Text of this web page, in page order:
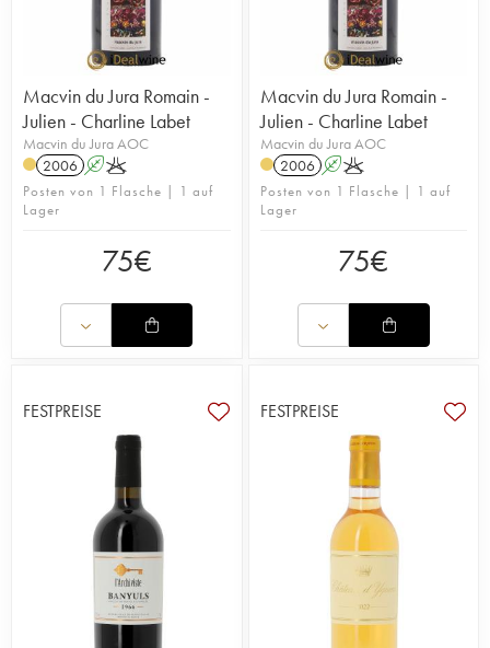
Macvin du Jura Romain -
Julien - Charline Labet
Macvin du Jura AOC
2006 AK
Posten von 1 Flasche | 1 auf
Lager
75€
Macvin du Jura Romain -
Julien - Charline Labet
Macvin du Jura AOC
2006 AK
Posten von 1 Flasche | 1 auf
Lager
75€
FESTPREISE FESTPREISE